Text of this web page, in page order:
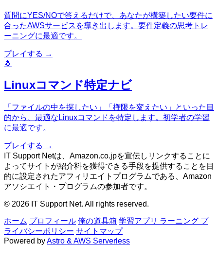
質問にYES/NOで答えるだけで、あなたが構築したい要件に
合ったAWSサービスを導き出します。要件定義の思考トレ
ーニングに最適です。
プレイする →
🐧
Linuxコマンド特定ナビ
「ファイルの中を探したい」「権限を変えたい」といった目
的から、最適なLinuxコマンドを特定します。初学者の学習
に最適です。
プレイする →
IT Support Netは、Amazon.co.jpを宣伝しリンクすることに
よってサイトが紹介料を獲得できる手段を提供することを目
的に設定されたアフィリエイトプログラムである、Amazon
アソシエイト・プログラムの参加者です。
© 2026 IT Support Net. All rights reserved.
ホーム プロフィール 俺の道具箱 学習アプリ ラーニング プ
ライバシーポリシー サイトマップ
Powered byAstro & AWS Serverless